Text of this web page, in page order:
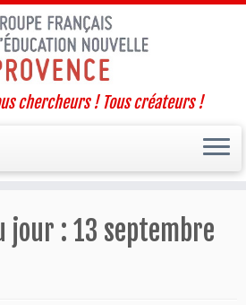
chercheurs ! Tous créateurs !
jour : 13 septembre